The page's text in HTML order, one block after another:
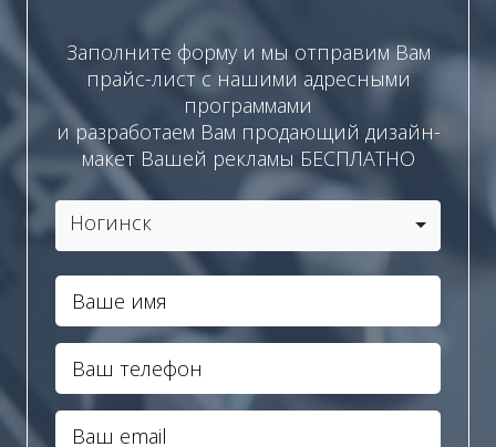
Заполните форму и мы отправим Вам
прайс-лист с нашими адресными
программами
и разработаем Вам продающий дизайн-
макет Вашей рекламы БЕСПЛАТНО
Ногинск